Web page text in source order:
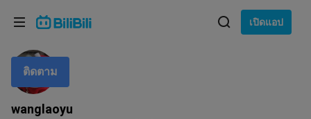
เปิดแอป
wanglaoyu
ติดตาม
ภาษา: ภาษาไทย
เลือกภาษา
English
ภาษาไทย